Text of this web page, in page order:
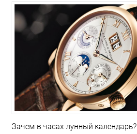
Зачем в часах лунный календарь?